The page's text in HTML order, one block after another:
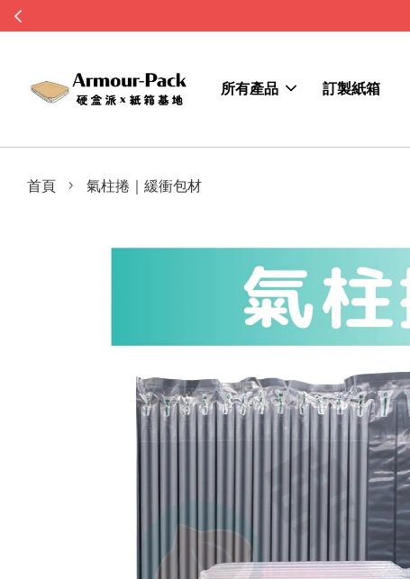
所有產品 訂製紙箱
首頁 › 氣柱捲｜緩衝包材